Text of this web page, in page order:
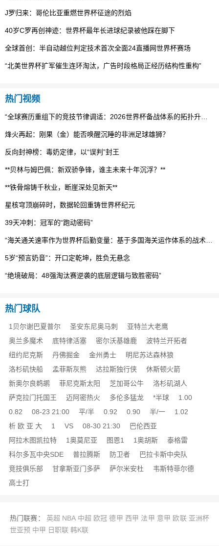
J罗归来：哥伦比亚重燃世界杯征途的烈焰
40岁C罗再创神迹：世界杯最年长进球纪录被他踩在脚下
全球首创：半自动越位判定技术首次全面24直播网世界杯赛场
“北美世界杯扩军催生连环淘汰，广告时段格局正经历结构性重构”
热门视频
烽火再起：刚果（金）能否唤醒沉睡的非洲足球雄狮？
反向封神榜：毒奶定律，以“误判”封王
**贝林与姆巴佩：新双骄争锋，谁主未来十年沉浮？**
**铁骨熔铸千秋业，断崖深处见新天**
星核穹顶崩碎时，数据轮回重铸世界杯纪元
39天冲刺：冠军的“跑动密码”
5岁“预言奶音”：开口定乾坤，胜负无悬念
“绝境破局：48强淘汰赛逆袭的底层逻辑与致胜密码”
热门球队
1贝尔谢巴夏普尔 圣安东尼奥马刺
亚特兰大老鹰
奥兰多魔术
底特律活塞 密尔沃基雄鹿
波特兰开拓者
纽约尼克斯
丹佛掘金 金州勇士
明尼苏达森林狼
洛杉矶快船
孟菲斯灰熊 达拉斯独行侠
休斯顿火箭
新奥尔良鹈鹕
菲尼克斯太阳 芝加哥公牛
洛杉矶湖人
萨克拉门托国王
迈阿密热火 多伦多猛龙 *半球
1.00
0.82
08-23 21:00 平/半 0.92 0.90 半/一
1.02
析 欧 亚 大
1 VS 08-30 21:30
巴伦西亚
阿拉木图凯拉特
1奥莫尼亚 图恩1 1奥胡斯
泰格雷
科尔多瓦中央SDE
普拉腾斯 防卫者
巴拉卡斯中央队
竞技俱乐部
甘拿斯亚门多萨 萨尔米安杜
韦斯特菲尔德
高士打
热门联赛： 英超 NBA 中超 欧冠 德甲 西甲 法甲 意甲 欧联 亚洲杯
世亚预 中甲 日职联 韩K联